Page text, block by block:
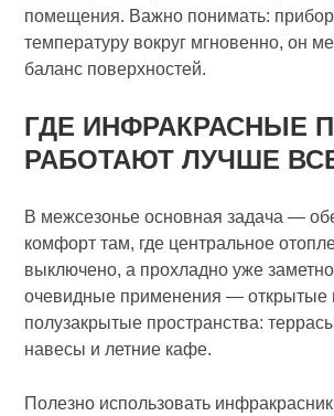
помещения. Важно понимать:
температуру вокруг мгновенно, он
баланс поверхностей.
ГДЕ ИНФРАКРАСНЫЕ
РАБОТАЮТ ЛУЧШЕ
В межсезонье основная задача —
комфорт там, где центральное
выключено, а прохладно уже
очевидные применения — открытые
полузакрытые пространства:
навесы и летние кафе.
Полезно использовать